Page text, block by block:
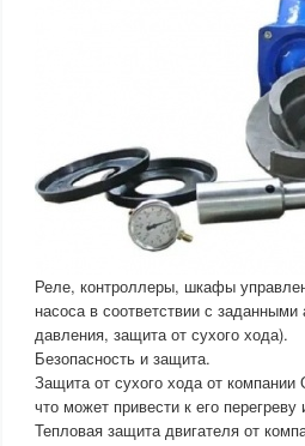
Реле, контроллеры, шкафы
насоса в соответствии с
давления, защита от сухого хода).
Безопасность и защита.
Защита от сухого хода от
что может привести к его перегреву
Тепловая защита двигателя от